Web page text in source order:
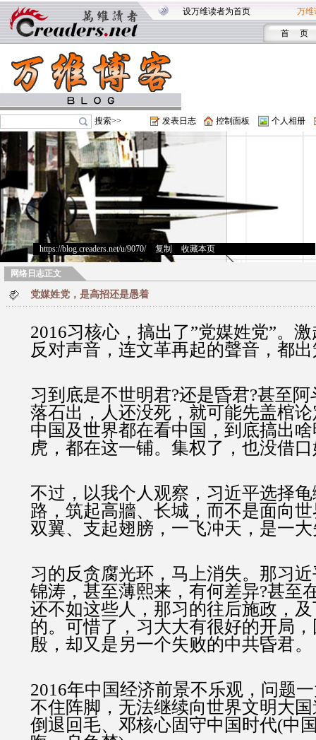
设万维读者为首页 万维
首 页
搜索>> 发表日志 控制面板 个人相册
https://blog.creaders.net/u/9070/> 复制 收藏本页
网络日志正文
党媒姓党，是高招还是愚着
2016习核心，搞出了”党媒姓党”。
反对声音，连文革再起的聲音，都
习到底是不世明君?还是昏君?甚至
落石出，人还没死，就可能先盖棺
中国及世界都在看中国，到底搞出
虎，都在这一铺。集权了，也没借
不过，以我个人观察，习近平选择
路，筑起高牆、长城，而不是面向
双翼、支起翅膀，一飞冲天，是一
习的反贪腐光环，马上消失。那习
锦涛，甚至薄熙来，有何差异?甚至
还不如这些人，那习的往后施政，
的。可惜了，习大大有很好的开局
殷，却又是另一个失败的中共昏君。
2016年中国经济前景不乐观，问题
不住阵脚，无法继续向世界文明大
倒退回毛、邓核心固守中国时代(中